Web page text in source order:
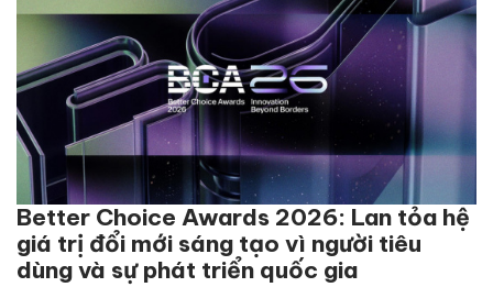
Better Choice Awards 2026: Lan tỏa hệ
giá trị đổi mới sáng tạo vì người tiêu
dùng và sự phát triển quốc gia